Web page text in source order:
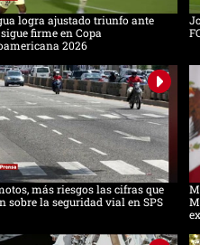
logra ajustado triunfo ante
firme en Copa
2026
más riesgos las cifras que
sobre la seguridad vial en SPS